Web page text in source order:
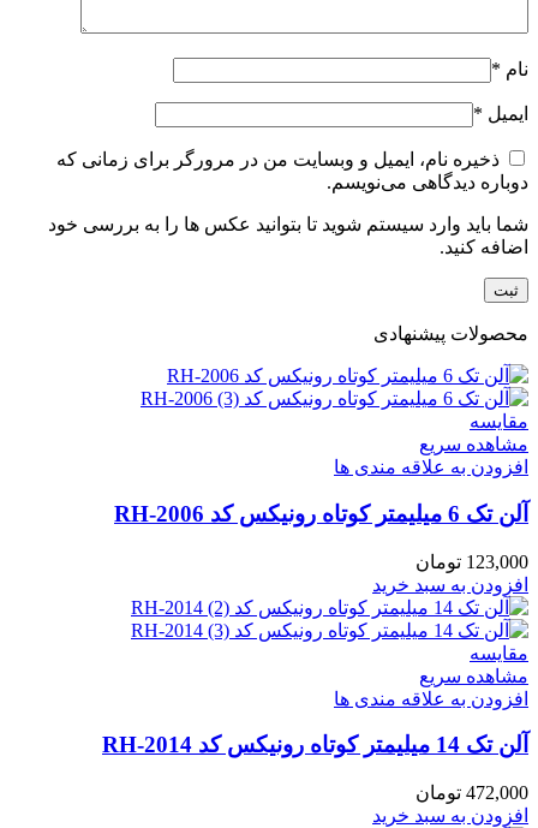
نام *
ایمیل *
ذخیره نام، ایمیل و وبسایت من در مرورگر برای زمانی که
دوباره دیدگاهی می‌نویسم.
شما باید وارد سیستم شوید تا بتوانید عکس ها را به بررسی خود
اضافه کنید.
محصولات پیشنهادی
مقایسه
مشاهده سریع
افزودن به علاقه مندی ها
آلن تک 6 میلیمتر کوتاه رونیکس کد RH-2006
123,000 تومان
افزودن به سبد خرید
مقایسه
مشاهده سریع
افزودن به علاقه مندی ها
آلن تک 14 میلیمتر کوتاه رونیکس کد RH-2014
472,000 تومان
افزودن به سبد خرید